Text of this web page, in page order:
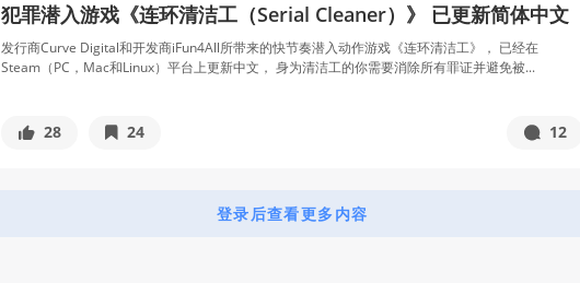
犯罪潜入游戏《连环清洁工（Serial Cleaner）》 已更新简体中文
发行商Curve Digital和开发商iFun4All所带来的快节奏潜入动作游戏《连环清洁工》， 已经在
Steam（PC，Mac和Linux）平台上更新中文， 身为清洁工的你需要消除所有罪证并避免被...
28 24 12
登录后查看更多内容